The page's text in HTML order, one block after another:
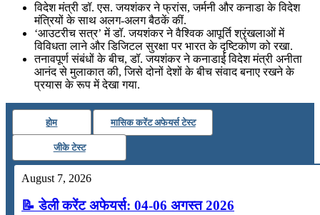
विदेश मंत्री डॉ. एस. जयशंकर ने फ्रांस, जर्मनी और कनाडा के विदेश
मंत्रियों के साथ अलग-अलग बैठकें कीं.
‘आउटरीच सत्र’ में डॉ. जयशंकर ने वैश्विक आपूर्ति श्रृंखलाओं में
विविधता लाने और डिजिटल सुरक्षा पर भारत के दृष्टिकोण को रखा.
तनावपूर्ण संबंधों के बीच, डॉ. जयशंकर ने कनाडाई विदेश मंत्री अनीता
आनंद से मुलाकात की, जिसे दोनों देशों के बीच संवाद बनाए रखने के
प्रयास के रूप में देखा गया.
होम मासिक करेंट अफेयर्स टेस्ट
जीके टेस्ट
August 7, 2026
📝 डेली करेंट अफेयर्स: 04-06 अगस्त 2026